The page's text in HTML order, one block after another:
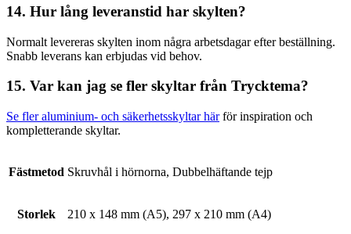
14. Hur lång leveranstid har skylten?
Normalt levereras skylten inom några arbetsdagar efter beställning.
Snabb leverans kan erbjudas vid behov.
15. Var kan jag se fler skyltar från Trycktema?
Se fler aluminium- och säkerhetsskyltar härför inspiration och
kompletterande skyltar.
Fästmetod Skruvhål i hörnorna, Dubbelhäftande tejp
Storlek 210 x 148 mm (A5), 297 x 210 mm (A4)